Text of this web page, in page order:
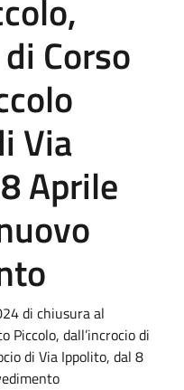
Corso
Via
Aprile
di chiusura al
Piccolo, dall’incrocio di
di Via Ippolito, dal 8